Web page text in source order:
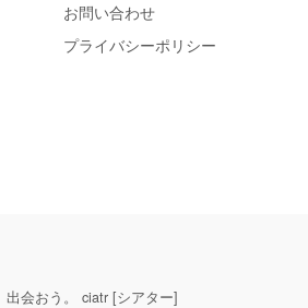
お問い合わせ
プライバシーポリシー
出会おう。 ciatr [シアター]